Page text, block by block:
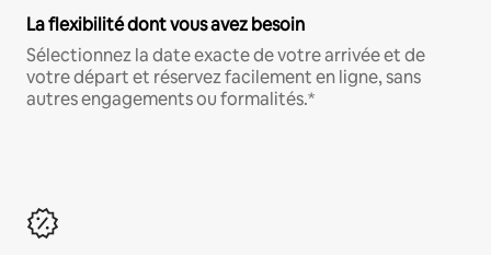
La flexibilité dont vous avez besoin
Sélectionnez la date exacte de votre arrivée et de
votre départ et réservez facilement en ligne, sans
autres engagements ou formalités.*